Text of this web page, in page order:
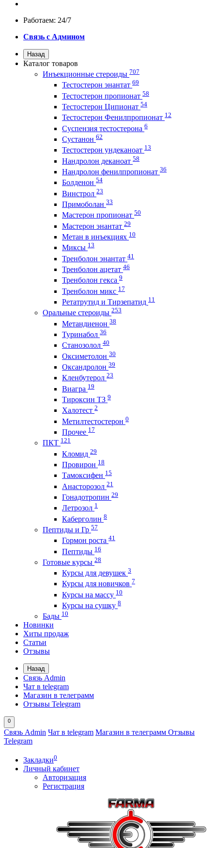
Работаем: 24/7
Связь с Админом
Назад
Каталог товаров
Инъекционные стероиды 707
Тестостерон энантат 69
Тестостерон пропионат 58
Тестостерон Ципионат 54
Тестостерон Фенилпропионат 12
Суспензия тестостерона 6
Сустанон 62
Тестостерон ундеканоат 13
Нандролон деканоат 58
Нандролон фенилпропионат 36
Болденон 54
Винстрол 23
Примоболан 33
Мастерон пропионат 50
Мастерон энантат 29
Метан в инъекциях 10
Миксы 13
Тренболон энантат 41
Тренболон ацетат 46
Тренболон гекса 9
Тренболон микс 17
Ретатрутид и Тирзепатид 11
Оральные стероиды 253
Метандиенон 38
Туринабол 36
Станозолол 40
Оксиметолон 30
Оксандролон 39
Кленбутерол 23
Виагра 19
Тироксин ТЗ 9
Халотест 2
Метилтестостерон 0
Прочее 17
ПКТ 121
Кломид 29
Провирон 18
Тамоксифен 15
Анасторозол 21
Гонадотропин 29
Летрозол 1
Каберголин 8
Пептиды и Гр 57
Гормон роста 41
Пептиды 16
Готовые курсы 28
Курсы для девушек 3
Курсы для новичков 7
Курсы на массу 10
Курсы на сушку 8
Бады 10
Новинки
Хиты продаж
Статьи
Отзывы
Назад
Связь Admin
Чат в telegram
Магазин в телеграмм
Отзывы Telegram
0
Связь Admin Чат в telegram Магазин в телеграмм Отзывы
Telegram
Закладки0
Личный кабинет
Авторизация
Регистрация